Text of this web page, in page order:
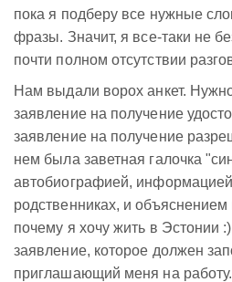
пока я подберу все нужные
фразы. Значит, я все-таки не
почти полном отсутствии
Нам выдали ворох анкет.
заявление на получение
заявление на получение
нем была заветная галочка
автобиографией, информацией
родственниках, и
почему я хочу жить в Эстонии
заявление, которое должен
приглашающий меня на